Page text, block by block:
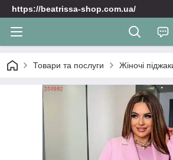
https://beatrissa-shop.com.ua/
Товари та послуги Жіночі